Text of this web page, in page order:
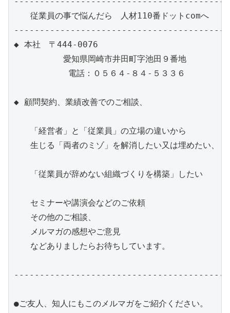
従業員の事で悩んだら　人材110番ドットcomへ
◆ 本社　〒444-0076
愛知県岡崎市井田町字池田９番地
電話：０５６４-８４-５３３６
◆ 顧問契約、業績改善でのご相談、
「経営者」と「従業員」の立場の違いから
生じる「両者のミゾ」を解消したい又は埋めたい、
「従業員が辞めない組織づくりを構築」したい
セミナーや講演会などのご依頼
その他のご相談、
メルマガの感想やご意見
などありましたらお待ちしています。
●ご友人、知人にもこのメルマガをご紹介ください。